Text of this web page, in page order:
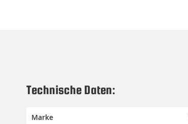
Technische Daten:
Marke